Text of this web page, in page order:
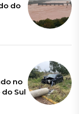
do
no
Sul